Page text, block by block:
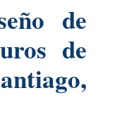
de
de